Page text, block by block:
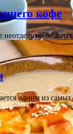
кофе
от
одним из